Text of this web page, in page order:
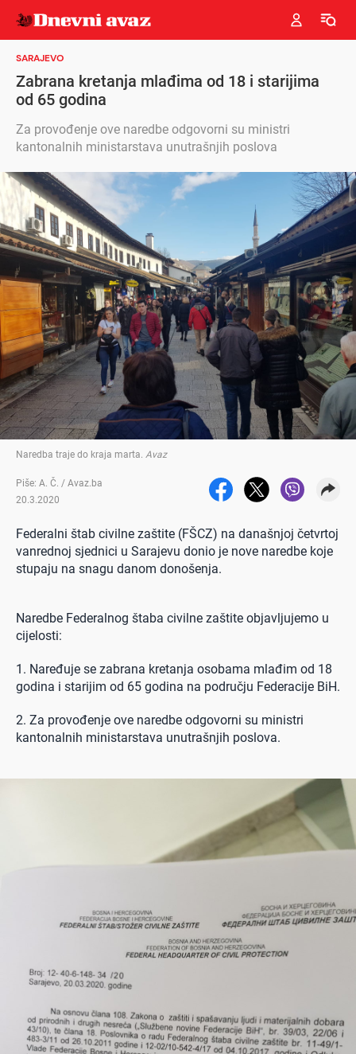
SARAJEVO
Zabrana kretanja mlađima od 18 i starijima
od 65 godina
Za provođenje ove naredbe odgovorni su ministri
kantonalnih ministarstava unutrašnjih poslova
Naredba traje do kraja marta. Avaz
Piše: A. Č. / Avaz.ba
20.3.2020
Federalni štab civilne zaštite (FŠCZ) na današnjoj četvrtoj
vanrednoj sjednici u Sarajevu donio je nove naredbe koje
stupaju na snagu danom donošenja.
Naredbe Federalnog štaba civilne zaštite objavljujemo u
cijelosti:
1. Naređuje se zabrana kretanja osobama mlađim od 18
godina i starijim od 65 godina na području Federacije BiH.
2. Za provođenje ove naredbe odgovorni su ministri
kantonalnih ministarstava unutrašnjih poslova.